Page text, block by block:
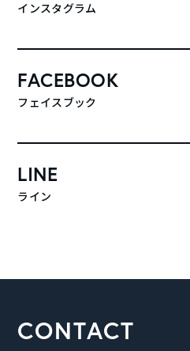
インスタグラム
FACEBOOK
フェイスブック
LINE
ライン
CONTACT